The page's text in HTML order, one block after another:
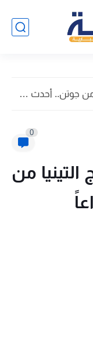
هل مجموعك يكفي؟.. تنسيق الثانوية العامة 2026 في الدقهلية بعد...
0
التينيا من